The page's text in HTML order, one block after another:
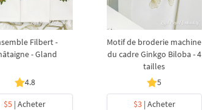
Filbert -
- Gland
4.8
$5 | Acheter
Motif de broderie machine
du cadre Ginkgo Biloba - 4
tailles
5
$3| Acheter